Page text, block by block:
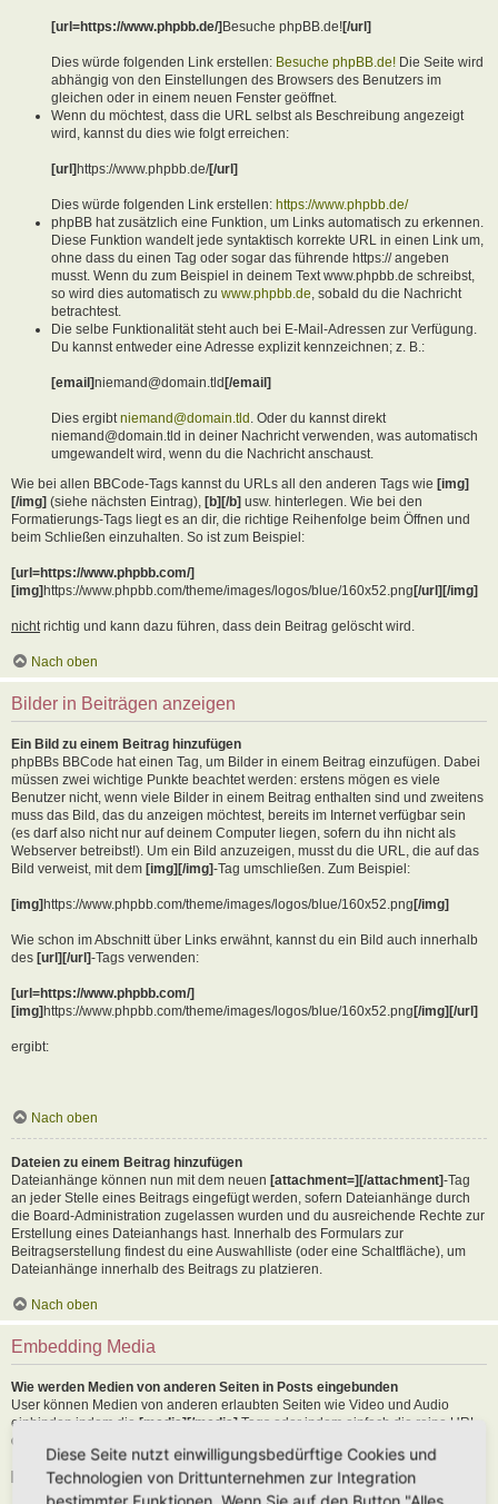
[url=https://www.phpbb.de/]Besuche phpBB.de![/url]
Dies würde folgenden Link erstellen: Besuche phpBB.de! Die Seite wird
abhängig von den Einstellungen des Browsers des Benutzers im
gleichen oder in einem neuen Fenster geöffnet.
Wenn du möchtest, dass die URL selbst als Beschreibung angezeigt
wird, kannst du dies wie folgt erreichen:
[url]https://www.phpbb.de/[/url]
Dies würde folgenden Link erstellen: https://www.phpbb.de/
phpBB hat zusätzlich eine Funktion, um Links automatisch zu erkennen.
Diese Funktion wandelt jede syntaktisch korrekte URL in einen Link um,
ohne dass du einen Tag oder sogar das führende https:// angeben
musst. Wenn du zum Beispiel in deinem Text www.phpbb.de schreibst,
so wird dies automatisch zu www.phpbb.de, sobald du die Nachricht
betrachtest.
Die selbe Funktionalität steht auch bei E-Mail-Adressen zur Verfügung.
Du kannst entweder eine Adresse explizit kennzeichnen; z. B.:
[email]niemand@domain.tld[/email]
Dies ergibtniemand@domain.tld. Oder du kannst direkt
niemand@domain.tld in deiner Nachricht verwenden, was automatisch
umgewandelt wird, wenn du die Nachricht anschaust.
Wie bei allen BBCode-Tags kannst du URLs all den anderen Tags wie [img]
[/img] (siehe nächsten Eintrag), [b][/b] usw. hinterlegen. Wie bei den
Formatierungs-Tags liegt es an dir, die richtige Reihenfolge beim Öffnen und
beim Schließen einzuhalten. So ist zum Beispiel:
[url=https://www.phpbb.com/]
[img]https://www.phpbb.com/theme/images/logos/blue/160x52.png[/url][/img]
nicht richtig und kann dazu führen, dass dein Beitrag gelöscht wird.
Nach oben
Bilder in Beiträgen anzeigen
Ein Bild zu einem Beitrag hinzufügen
phpBBs BBCode hat einen Tag, um Bilder in einem Beitrag einzufügen. Dabei
müssen zwei wichtige Punkte beachtet werden: erstens mögen es viele
Benutzer nicht, wenn viele Bilder in einem Beitrag enthalten sind und zweitens
muss das Bild, das du anzeigen möchtest, bereits im Internet verfügbar sein
(es darf also nicht nur auf deinem Computer liegen, sofern du ihn nicht als
Webserver betreibst!). Um ein Bild anzuzeigen, musst du die URL, die auf das
Bild verweist, mit dem [img][/img]-Tag umschließen. Zum Beispiel:
[img]https://www.phpbb.com/theme/images/logos/blue/160x52.png[/img]
Wie schon im Abschnitt über Links erwähnt, kannst du ein Bild auch innerhalb
des [url][/url]-Tags verwenden:
[url=https://www.phpbb.com/]
[img]https://www.phpbb.com/theme/images/logos/blue/160x52.png[/img][/url]
ergibt:
Nach oben
Dateien zu einem Beitrag hinzufügen
Dateianhänge können nun mit dem neuen [attachment=][/attachment]-Tag
an jeder Stelle eines Beitrags eingefügt werden, sofern Dateianhänge durch
die Board-Administration zugelassen wurden und du ausreichende Rechte zur
Erstellung eines Dateianhangs hast. Innerhalb des Formulars zur
Beitragserstellung findest du eine Auswahlliste (oder eine Schaltfläche), um
Dateianhänge innerhalb des Beitrags zu platzieren.
Nach oben
Embedding Media
Wie werden Medien von anderen Seiten in Posts eingebunden
User können Medien von anderen erlaubten Seiten wie Video und Audio
einbinden indem die [media][/media] Tags oder indem einfach die reine URL
der erlaubten Seite in den Text kopiert wird. Als Beispiel:
[media]https://youtu.be/Ne18ZQ7LLI0[/media]
Diese Seite nutzt einwilligungsbedürftige Cookies und
Technologien von Drittunternehmen zur Integration